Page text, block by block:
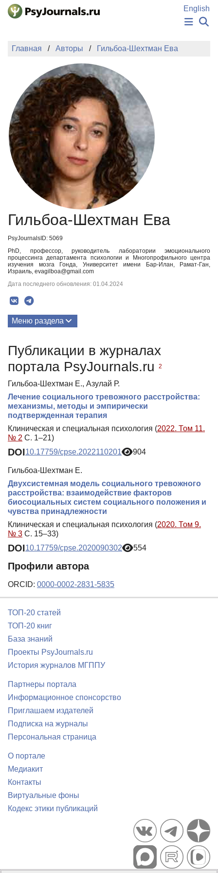
Перейти к основному содержанию
English
НОВОСТИ
АВТОРЫ
ПОДАТЬ РУКОПИСЬ
БАЗА ЗНАНИЙ
КЛЮЧЕВЫЕ СЛОВА
Регистрация
Главная Авторы Гильбоа-Шехтман Ева
Гильбоа-Шехтман Ева
PsyJournalsID: 5069
PhD, профессор, руководитель лаборатории эмоционального
процессинга департамента психологии и Многопрофильного центра
изучения мозга Гонда, Университет имени Бар-Илан, Рамат-Ган,
Израиль, evagilboa@gmail.com
Дата последнего обновления: 01.04.2024
Меню раздела
Публикации в журналах
портала PsyJournals.ru
2
Гильбоа-Шехтман Е., Азулай Р.
Лечение социального тревожного расстройства:
механизмы, методы и эмпирически
подтвержденная терапия
Клиническая и специальная психология (2022. Том 11.
№ 2 С. 1–21)
DOI10.17759/cpse.2022110201 904
Гильбоа-Шехтман Е.
Двухсистемная модель социального тревожного
расстройства: взаимодействие факторов
биосоциальных систем социального положения и
чувства принадлежности
Клиническая и специальная психология (2020. Том 9.
№ 3 С. 15–33)
DOI10.17759/cpse.2020090302 554
Профили автора
ORCID: 0000-0002-2831-5835
ТОП-20 статей
ТОП-20 книг
База знаний
Проекты PsyJournals.ru
История журналов МГППУ
Партнеры портала
Информационное спонсорство
Приглашаем издателей
Подписка на журналы
Персональная страница
О портале
Медиакит
Контакты
Виртуальные фоны
Кодекс этики публикаций